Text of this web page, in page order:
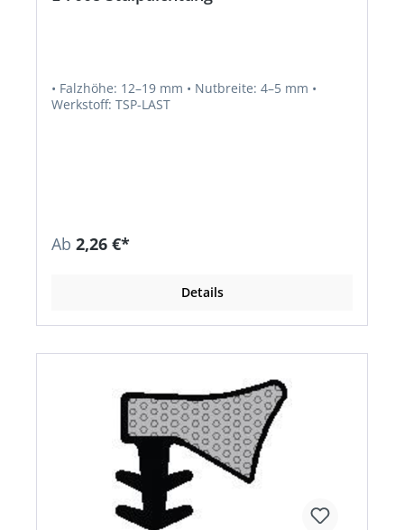
• Falzhöhe: 12–19 mm • Nutbreite: 4–5 mm •
Werkstoff: TSP-LAST
Ab 2,26 €*
Details